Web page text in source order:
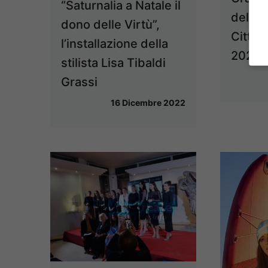
“Saturnalia a Natale il
dono delle Virtù”,
l’installazione della
stilista Lisa Tibaldi
Grassi
16 Dicembre 2022
del
Città
2022”